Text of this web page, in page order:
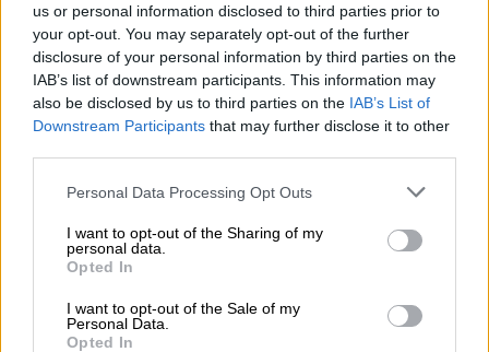
us or personal information disclosed to third parties prior to
your opt-out. You may separately opt-out of the further
disclosure of your personal information by third parties on the
IAB’s list of downstream participants. This information may
also be disclosed by us to third parties on the IAB’s List of
Downstream Participants that may further disclose it to other
Please note that this website/app uses one or more Google
not limited to your visit or usage behaviour. You may click to
grant or deny consent to Google and its third-party tags to
use your data for below specified purposes in below Google
consent section.
Personal Data Processing Opt Outs
I want to opt-out of the Sharing of my
personal data.
Opted In
I want to opt-out of the Sale of my
Personal Data.
Opted In
Viral|16.02.2026 22:38
Ρεκόρ Γκίνες σε δημοπρασία:
Συλλεκτική κάρτα Pokemon πωλήθηκε
για 16,5 εκατομμύρια δολάρια - Πώς
Η κάρτα, που πρότινος άνηκε στον Λόγκαν
Πολ, πωλήθηκε μέσα σε ειδικά
κατασκευασμένο διαμαντένιο κολιέ